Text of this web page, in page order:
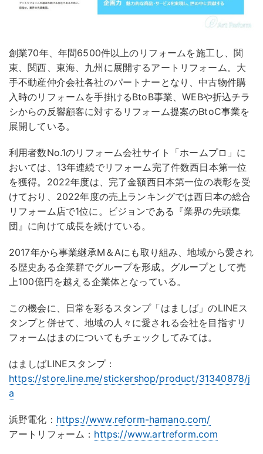
創業70年、年間6500件以上のリフォームを施工し、関
東、関西、東海、九州に展開するアートリフォーム。大
手不動産仲介会社各社のパートナーとなり、中古物件購
入時のリフォームを手掛けるBtoB事業、WEBや折込チラ
シからの反響顧客に対するリフォーム提案のBtoC事業を
展開している。
利用者数No.1のリフォーム会社サイト「ホームプロ」に
おいては、13年連続でリフォーム完了件数西日本第一位
を獲得。2022年度は、完了金額西日本第一位の表彰を受
けており、2022年度の売上ランキングでは西日本の総合
リフォーム店で1位に。ビジョンである『業界の先頭集
団』に向けて成長を続けている。
2017年から事業継承M＆Aにも取り組み、地域から愛され
る歴史ある企業群でグループを形成。グループとして売
上100億円を越える企業体となっている。
この機会に、日常を彩るスタンプ「はましば」のLINEス
タンプと併せて、地域の人々に愛される会社を目指すリ
フォームはまのについてもチェックしてみては。
はましばLINEスタンプ：
https://store.line.me/stickershop/product/31340878/j
a
浜野電化： https://www.reform-hamano.com/
アートリフォーム： https://www.artreform.com